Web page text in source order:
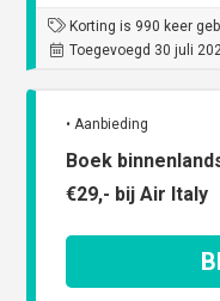
Korting is 990 keer
Toegevoegd 30 juli
• Aanbieding
Boek
€29,- bij Air Italy